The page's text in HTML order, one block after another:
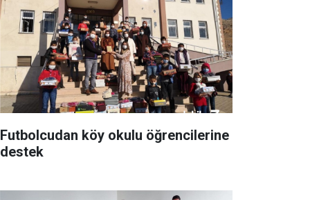
Futbolcudan köy okulu öğrencilerine
destek